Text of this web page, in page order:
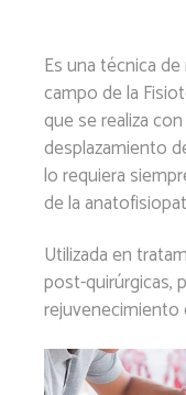
Es una técnica
campo de la
que se realiza
desplazamiento
lo requiera
de la
Utilizada en
post-quirúrgicas,
rejuvenecimiento